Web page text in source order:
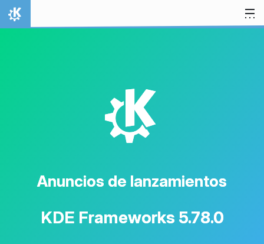
Ir al contenido
Inicio
K
Anuncios de lanzamientos
KDE Frameworks 5.78.0